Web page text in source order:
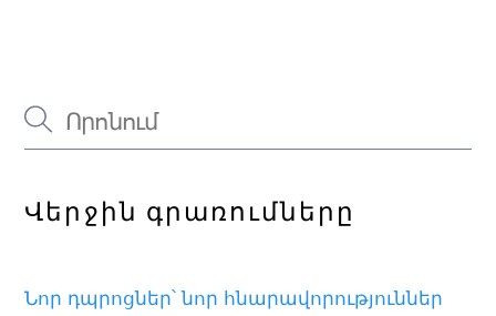
Վերջին գրառումները
Նոր դպրոցներ՝ նոր հնարավորություններ